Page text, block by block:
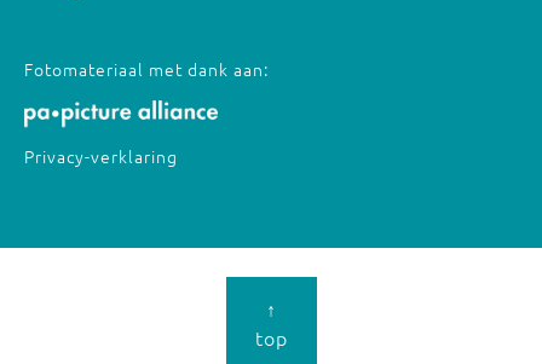
Fotomateriaal met dank aan:
Privacy-verklaring
↑
top